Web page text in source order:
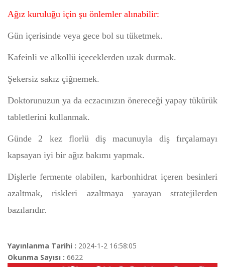
Ağız kuruluğu için şu önlemler alınabilir:
Gün içerisinde veya gece bol su tüketmek.
Kafeinli ve alkollü içeceklerden uzak durmak.
Şekersiz sakız çiğnemek.
Doktorunuzun ya da eczacınızın önereceği yapay tükürük
tabletlerini kullanmak.
Günde 2 kez florlü diş macunuyla diş fırçalamayı
kapsayan iyi bir ağız bakımı yapmak.
Dişlerle fermente olabilen, karbonhidrat içeren besinleri
azaltmak, riskleri azaltmaya yarayan stratejilerden
bazılarıdır.
Yayınlanma Tarihi : 2024-1-2 16:58:05
Okunma Sayısı : 6622